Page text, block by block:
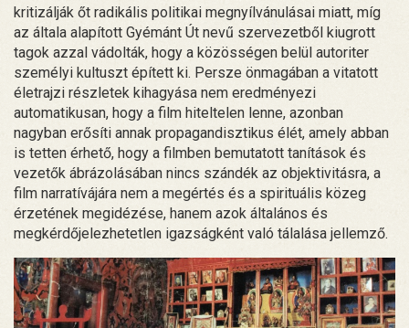
kritizálják őt radikális politikai megnyílvánulásai miatt, míg
az általa alapított Gyémánt Út nevű szervezetből kiugrott
tagok azzal vádolták, hogy a közösségen belül autoriter
személyi kultuszt épített ki. Persze önmagában a vitatott
életrajzi részletek kihagyása nem eredményezi
automatikusan, hogy a film hiteltelen lenne, azonban
nagyban erősíti annak propagandisztikus élét, amely abban
is tetten érhető, hogy a filmben bemutatott tanítások és
vezetők ábrázolásában nincs szándék az objektivitásra, a
film narratívájára nem a megértés és a spirituális közeg
érzetének megidézése, hanem azok általános és
megkérdőjelezhetetlen igazságként való tálalása jellemző.